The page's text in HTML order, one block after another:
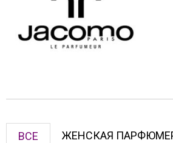
ВСЕ
ЖЕНСКАЯ